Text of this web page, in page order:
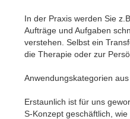
In der Praxis werden Sie
Aufträge und Aufgaben
verstehen. Selbst ein
die Therapie oder zur
Anwendungskategorien
Erstaunlich ist für uns
S-Konzept geschäftlich,